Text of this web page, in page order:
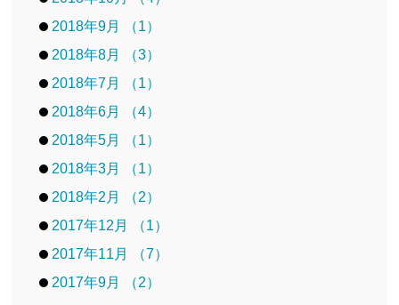
2018年9月 （1）
2018年8月 （3）
2018年7月 （1）
2018年6月 （4）
2018年5月 （1）
2018年3月 （1）
2018年2月 （2）
2017年12月 （1）
2017年11月 （7）
2017年9月 （2）